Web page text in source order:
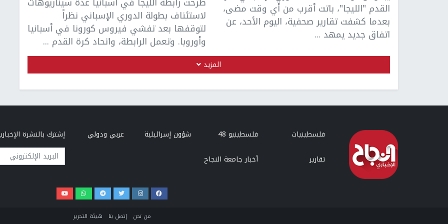
القدم "الليجا"، باتت أقرب من أي وقت مضى،
بعدما كشفت تقارير صحفية، اليوم الأحد، عن
اتفاق جديد يمهد ...
لاستئناف بطولة الدوري الإسباني نظراً
لتوقفها بعد تفشي فيروس كورونا في أسبانيا
وأوروبا. وتعمل الرابطة، واتحاد كرة القدم ...
المزيد
فلسطينيات فلسطينيو 48 شؤون إسرائيلية
عربي ودولي
تقارير
أخبار جامعة النجاح
إشترك بالنشرة
البريد الإلكتروني
من نحن إتصل بنا
هيئة التحرير